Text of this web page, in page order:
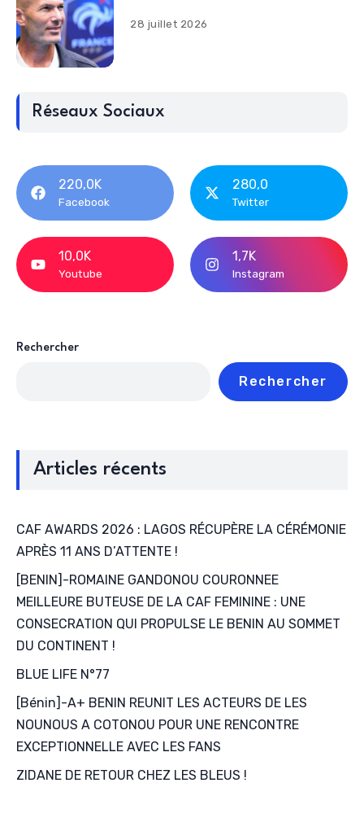
28 juillet 2026
Réseaux Sociaux
220,0K
Facebook
280,0
Twitter
10,0K
Youtube
1,7K
Instagram
Rechercher
Rechercher
Articles récents
CAF AWARDS 2026 : LAGOS RÉCUPÈRE LA CÉRÉMONIE
APRÈS 11 ANS D’ATTENTE !
[BENIN]-ROMAINE GANDONOU COURONNEE
MEILLEURE BUTEUSE DE LA CAF FEMININE : UNE
CONSECRATION QUI PROPULSE LE BENIN AU SOMMET
DU CONTINENT !
BLUE LIFE N°77
[Bénin]-A+ BENIN REUNIT LES ACTEURS DE LES
NOUNOUS A COTONOU POUR UNE RENCONTRE
EXCEPTIONNELLE AVEC LES FANS
ZIDANE DE RETOUR CHEZ LES BLEUS !